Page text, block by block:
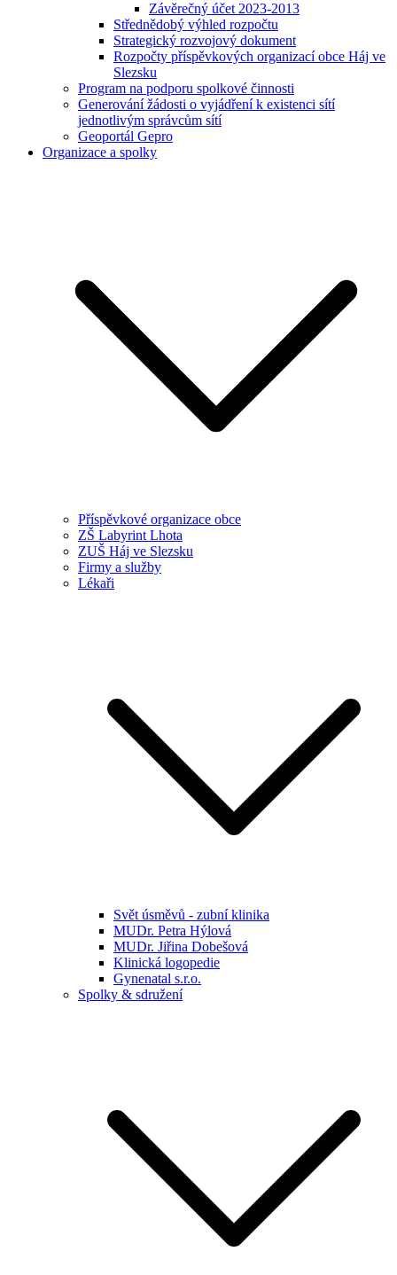
Závěrečný účet 2023-2013
Střednědobý výhled rozpočtu
Strategický rozvojový dokument
Rozpočty příspěvkových organizací obce Háj ve
Slezsku
Program na podporu spolkové činnosti
Generování žádosti o vyjádření k existenci sítí
jednotlivým správcům sítí
Geoportál Gepro
Organizace a spolky
Příspěvkové organizace obce
ZŠ Labyrint Lhota
ZUŠ Háj ve Slezsku
Firmy a služby
Lékaři
Svět úsměvů - zubní klinika
MUDr. Petra Hýlová
MUDr. Jiřina Dobešová
Klinická logopedie
Gynenatal s.r.o.
Spolky & sdružení